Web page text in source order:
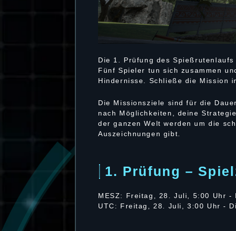
Die 1. Prüfung des Spießrutenlaufs
Fünf Spieler tun sich zusammen
Hindernisse. Schließe die Mission
Die Missionsziele sind für die
nach Möglichkeiten, deine
der ganzen Welt werden um die
Auszeichnungen gibt.
1. Prüfung –
MESZ: Freitag, 28. Juli, 5:00 Uhr -
UTC: Freitag, 28. Juli, 3:00 Uhr -